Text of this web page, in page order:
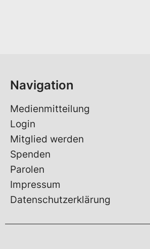
Navigation
Medienmitteilung
Login
Mitglied werden
Spenden
Parolen
Impressum
Datenschutzerklärung